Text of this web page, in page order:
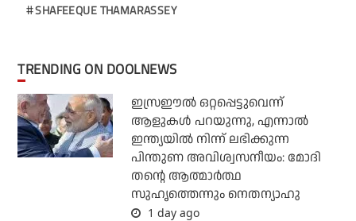
SHAFEEQUE THAMARASSEY
TRENDING ON DOOLNEWS
ഇസ്രഈല്‍ ഒറ്റപ്പെട്ടുവെന്ന്
ആളുകള്‍ പറയുന്നു, എന്നാല്‍
ഇന്ത്യയില്‍ നിന്ന് ലഭിക്കുന്ന
പിന്തുണ അവിശ്വസനീയം: മോദി
തന്റെ ആത്മാര്‍ത്ഥ
സുഹൃത്തെന്നും നെതന്യാഹു
1 day ago